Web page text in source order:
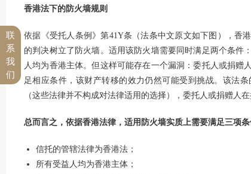
香港法下的防火墙规则
依据《受托人条例》第41Y条（法条中文原文如下图），香
的判决树立了防火墙。适用该防火墙需要同时满足两个条件
人均为香港主体。但这样可能存在一个漏洞：委托人或捐赠
足相应条件，该财产转移的效力仍然可能受到挑战。该法
（这些法律并不构成对法律适用的选择），委托人或捐赠人
总而言之， 依据香港法律，适用防火墙实质上需要满足三项条
信托的管辖法律为香港法；
所有受益人均为香港主体；
联
系
我
们